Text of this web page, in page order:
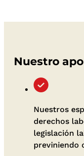
Nuestro
Nuestros
derechos
legislación
previniendo